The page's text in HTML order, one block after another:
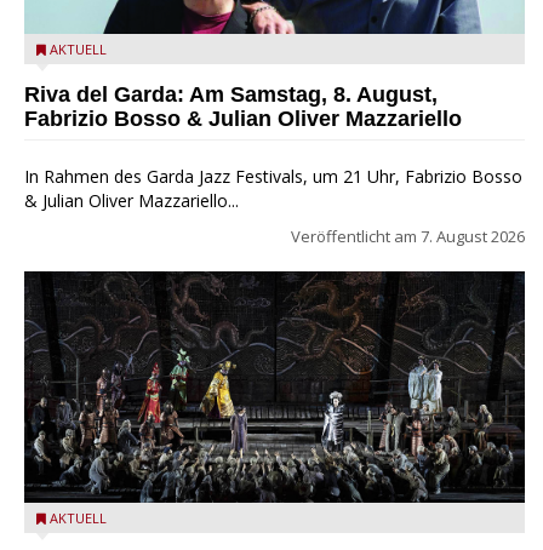
Fabrizio Bosso & Julian Oliver Mazzariello zu Gast beim Garda
AKTUELL
Riva del Garda: Am Samstag, 8. August,
Fabrizio Bosso & Julian Oliver Mazzariello
In Rahmen des Garda Jazz Festivals, um 21 Uhr, Fabrizio Bosso
& Julian Oliver Mazzariello...
Veröffentlicht am 7. August 2026
Turandot in der Arena von Verona - Ennevi für Fondazione
AKTUELL